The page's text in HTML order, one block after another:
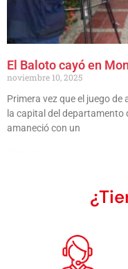
El Baloto cayó en
noviembre 10, 2025
Primera vez que el juego
la capital del departamento
amaneció con un